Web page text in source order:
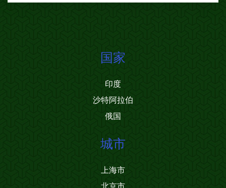
国家
印度
沙特阿拉伯
俄国
城市
上海市